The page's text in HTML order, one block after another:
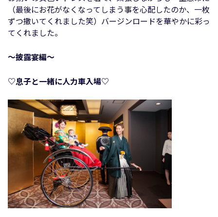
（最後にお花がなくなってしまう事を心配したのか、一枚
ずつ撒いてくれました笑）バージンロードを華やかに彩っ
てくれました。
〜披露宴編〜
♡息子と一緒に人力車入場♡